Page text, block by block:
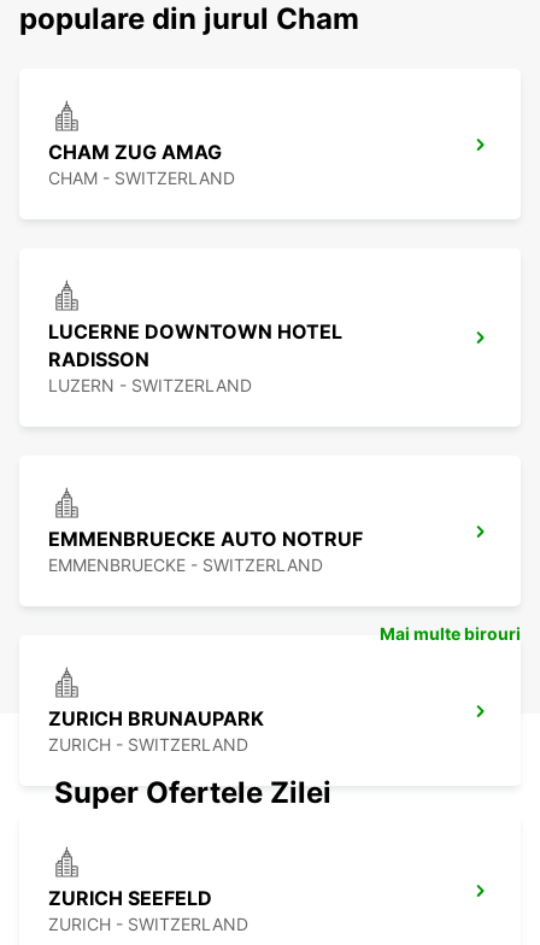
populare din jurul Cham
CHAM ZUG AMAG
CHAM - SWITZERLAND
LUCERNE DOWNTOWN HOTEL
RADISSON
LUZERN - SWITZERLAND
EMMENBRUECKE AUTO NOTRUF
EMMENBRUECKE - SWITZERLAND
ZURICH BRUNAUPARK
ZURICH - SWITZERLAND
ZURICH SEEFELD
ZURICH - SWITZERLAND
Mai multe birouri
Super Ofertele Zilei